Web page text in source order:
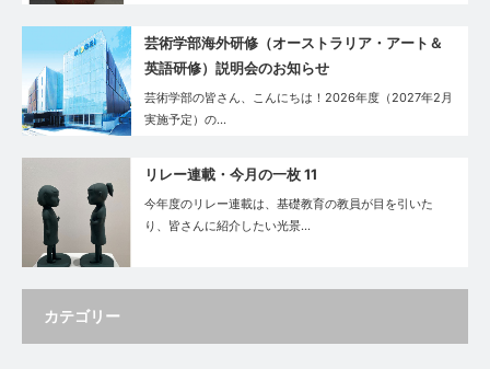
芸術学部海外研修（オーストラリア・アート＆
英語研修）説明会のお知らせ
芸術学部の皆さん、こんにちは！2026年度（2027年2月
実施予定）の…
リレー連載・今月の一枚 11
今年度のリレー連載は、基礎教育の教員が目を引いた
り、皆さんに紹介したい光景…
カテゴリー